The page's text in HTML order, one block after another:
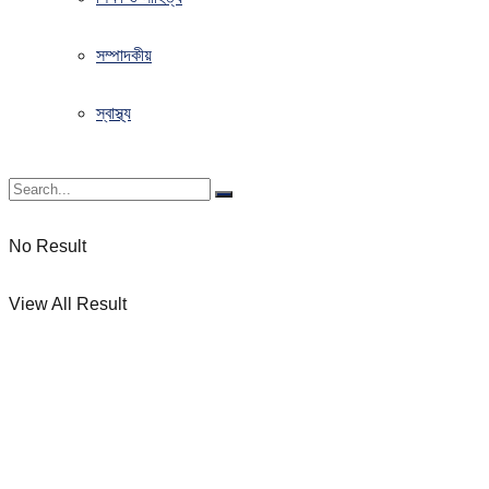
সম্পাদকীয়
স্বাস্থ্য
No Result
View All Result